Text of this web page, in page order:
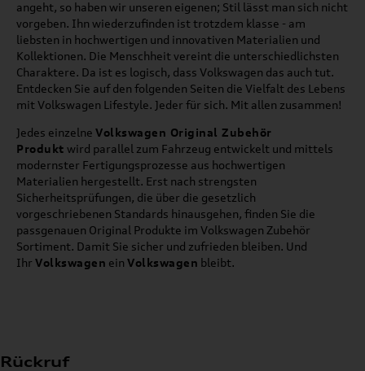
angeht, so haben wir unseren eigenen; Stil lässt man sich nicht
vorgeben. Ihn wiederzufinden ist trotzdem klasse - am
liebsten in hochwertigen und innovativen Materialien und
Kollektionen. Die Menschheit vereint die unterschiedlichsten
Charaktere. Da ist es logisch, dass Volkswagen das auch tut.
Entdecken Sie auf den folgenden Seiten die Vielfalt des Lebens
mit Volkswagen Lifestyle. Jeder für sich. Mit allen zusammen!
Jedes einzelne Volkswagen Original Zubehör
Produkt wird parallel zum Fahrzeug entwickelt und mittels
modernster Fertigungsprozesse aus hochwertigen
Materialien hergestellt. Erst nach strengsten
Sicherheitsprüfungen, die über die gesetzlich
vorgeschriebenen Standards hinausgehen, finden Sie die
passgenauen Original Produkte im Volkswagen Zubehör
Sortiment. Damit Sie sicher und zufrieden bleiben. Und
Ihr Volkswagen ein Volkswagen bleibt.
Rückruf